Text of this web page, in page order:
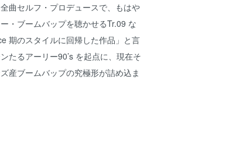
曲セルフ・プロデュースで、もはや
・ブームバップを聴かせるTr.09 な
期のスタイルに回帰した作品」と言
たるアーリー90’s を起点に、現在そ
産ブームバップの究極形が詰め込ま